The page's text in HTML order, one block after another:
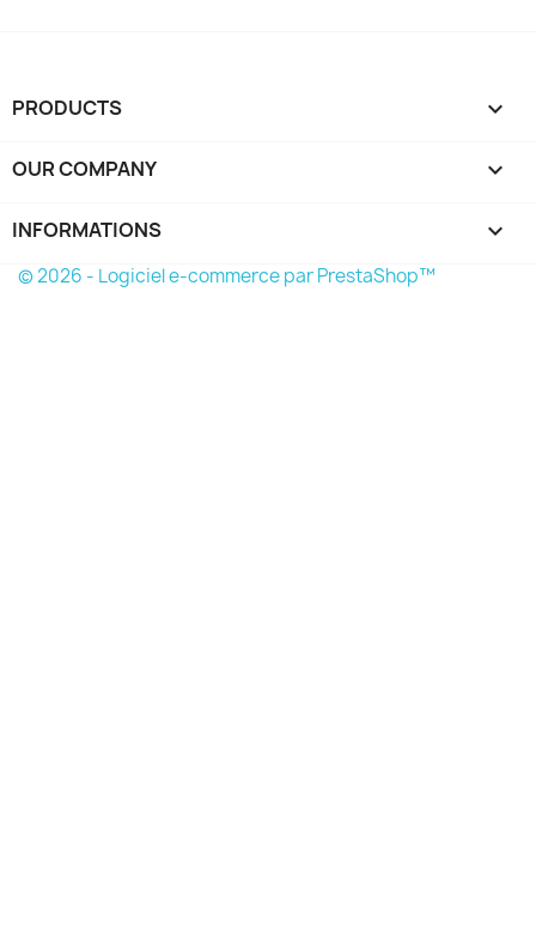
PRODUCTS 
OUR COMPANY 
INFORMATIONS keyboard_arrow_down
© 2026 - Logiciel e-commerce par PrestaShop™